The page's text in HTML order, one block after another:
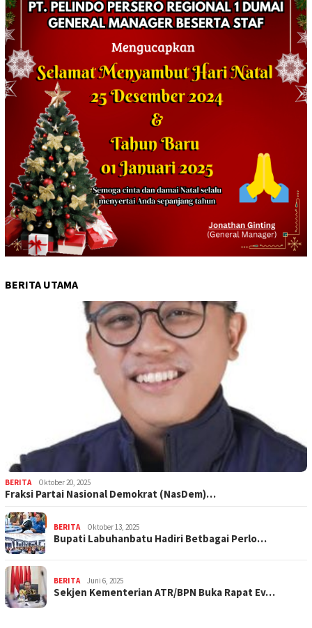
BERITA UTAMA
BERITA Oktober 20, 2025
Fraksi Partai Nasional Demokrat (NasDem)…
BERITA Oktober 13, 2025
Bupati Labuhanbatu Hadiri Betbagai Perlo…
BERITA Juni 6, 2025
Sekjen Kementerian ATR/BPN Buka Rapat Ev…